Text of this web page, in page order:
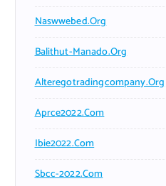
Naswwebed.org
Balithut-Manado.org
Alteregotradingcompany.org
Aprce2022.com
Ibie2022.com
Sbcc-2022.com